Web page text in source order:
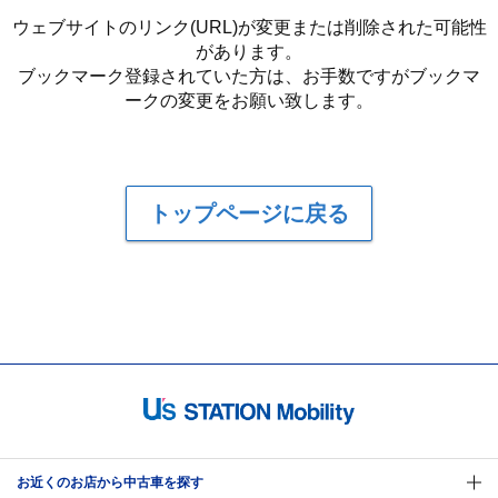
ウェブサイトのリンク(URL)が変更または削除された可能性
があります。
ブックマーク登録されていた方は、お手数ですがブックマ
ークの変更をお願い致します。
トップページに戻る
お近くのお店から中古車を探す